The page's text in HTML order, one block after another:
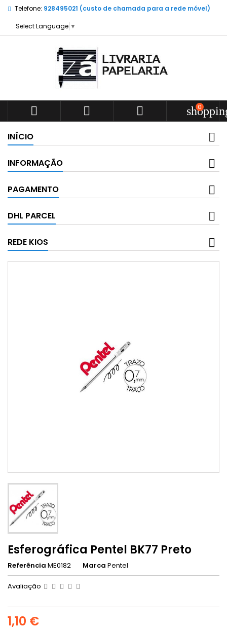
Telefone: 928495021 (custo de chamada para a rede móvel)
Select Language ▼
   0
INÍCIO
INFORMAÇÃO
PAGAMENTO
DHL PARCEL
REDE KIOS
Esferográfica Pentel BK77 Preto
Referência ME0182 Marca Pentel
Avaliação
1,10 €